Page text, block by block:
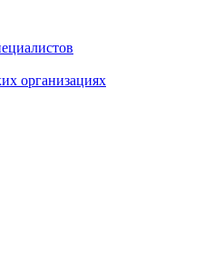
организациях